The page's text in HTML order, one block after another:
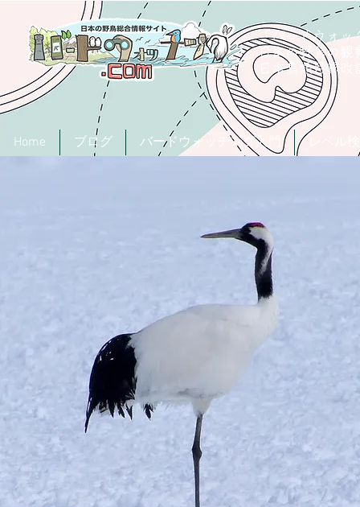
「バードウォッ
日本の野鳥の観
日本鳥類目録
Home ブログ バードウォッチング入門